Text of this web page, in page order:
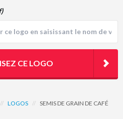
// LOGOS // SEMIS DE GRAIN DE CAFÉ
CE LOGO